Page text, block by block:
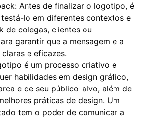
Antes de finalizar o logotipo, é
lo em diferentes contextos e
de colegas, clientes ou
garantir que a mensagem e a
e eficazes.
é um processo criativo e
habilidades em design gráfico,
e de seu público-alvo, além de
práticas de design. Um
tem o poder de comunicar a